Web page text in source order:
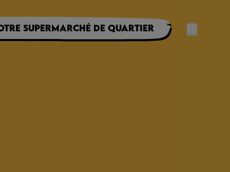
supermarché de quartier